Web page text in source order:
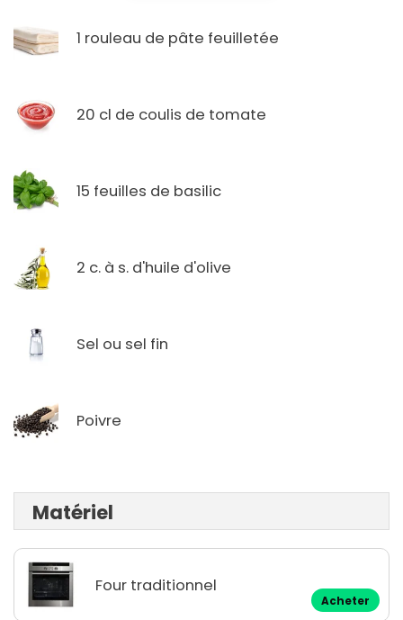
1 rouleau de pâte feuilletée
20 cl de coulis de tomate
15 feuilles de basilic
2 c. à s. d'huile d'olive
Sel ou sel fin
Poivre
Matériel
Four traditionnel
Acheter